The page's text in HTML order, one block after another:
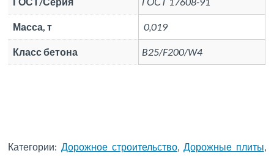
Масса, т 0,019
Класс бетона B25/F200/W4
Категории: Дорожное строительство Дорожные плиты